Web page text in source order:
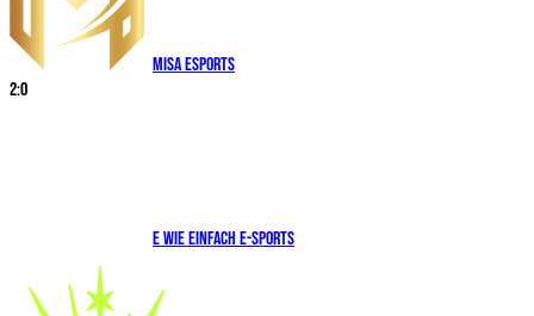
Misa Esports
2:0
E WIE EINFACH E-SPORTS